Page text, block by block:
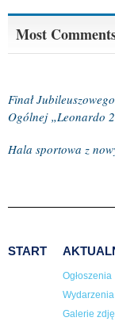
Most
Finał
Ogólnej „Leonardo
Hala sportowa z
START
Ogłoszenia
Wydarzenia
Galerie